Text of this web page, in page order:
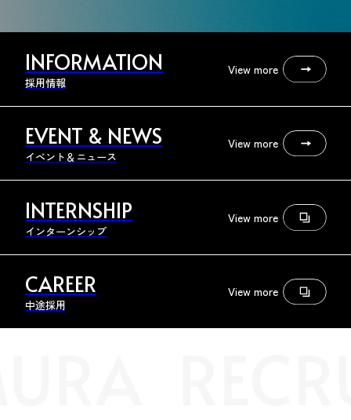
INFORMATION
採用情報
View more
EVENT & NEWS
イベント＆ニュース
View more
INTERNSHIP
インターンシップ
View more
CAREER
中途採用
View more